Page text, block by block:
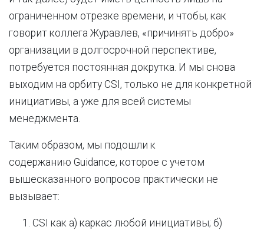
ограниченном отрезке времени, и чтобы, как
говорит коллега Журавлев, «причинять добро»
организации в долгосрочной перспективе,
потребуется постоянная докрутка. И мы снова
выходим на орбиту CSI, только не для конкретной
инициативы, а уже для всей системы
менеджмента.
Таким образом, мы подошли к
содержанию Guidance, которое с учетом
вышесказанного вопросов практически не
вызывает:
CSI как а) каркас любой инициативы; б)